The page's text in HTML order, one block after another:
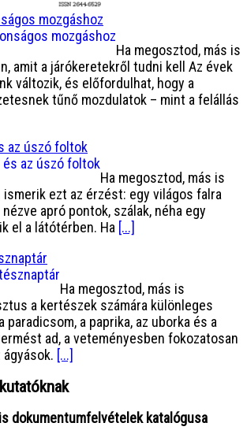
mozgáshoz
Ha megosztod, más is
amit a járókeretekről tudni kell Az évek
változik, és előfordulhat, hogy a
tűnő mozdulatok – mint a felállás
az úszó foltok
Ha megosztod, más is
ismerik ezt az érzést: egy világos falra
apró pontok, szálak, néha egy
el a látótérben. Ha [...]
Ha megosztod, más is
a kertészek számára különleges
paradicsom, a paprika, az uborka és a
ad, a veteményesben fokozatosan
[...]
dokumentumfelvételek katalógusa